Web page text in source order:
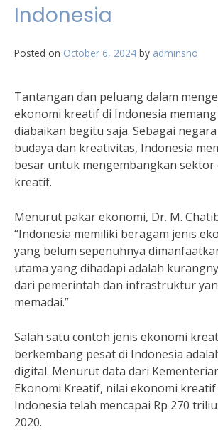
Indonesia
Posted on October 6, 2024 by adminsho
Tantangan dan peluang dalam
ekonomi kreatif di Indonesia
diabaikan begitu saja. Sebagai
budaya dan kreativitas, Indonesia
besar untuk mengembangkan sektor
kreatif.
Menurut pakar ekonomi, Dr. M.
“Indonesia memiliki beragam jenis
yang belum sepenuhnya
utama yang dihadapi adalah
dari pemerintah dan infrastruktur
memadai.”
Salah satu contoh jenis ekonomi
berkembang pesat di Indonesia
digital. Menurut data dari
Ekonomi Kreatif, nilai ekonomi
Indonesia telah mencapai Rp 270
2020.